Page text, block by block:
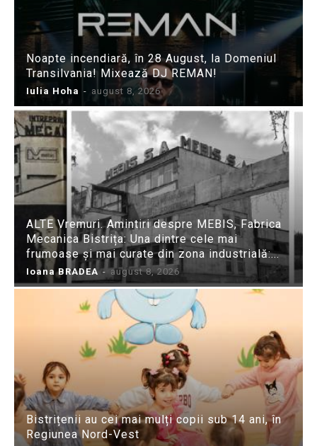
Noapte incendiară, în 28 August, la Domeniul
Transilvania! Mixează DJ REMAN!
Iulia Hoha - august 8, 2026
ALTE Vremuri. Amintiri despre MEBIS, Fabrica
Mecanica Bistrița: Una dintre cele mai
frumoase și mai curate din zona industrială:...
Ioana BRADEA - august 8, 2026
Bistrițenii au cei mai mulți copii sub 14 ani, în
Regiunea Nord-Vest